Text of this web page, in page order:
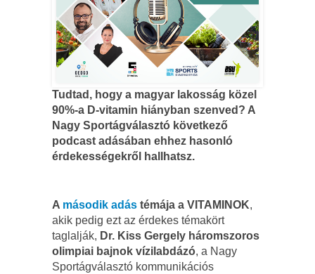
Tudtad, hogy a magyar lakosság közel
90%-a D-vitamin hiányban szenved? A
Nagy Sportágválasztó következő
podcast adásában ehhez hasonló
érdekességekről hallhatsz.
A második adás témája a VITAMINOK,
akik pedig ezt az érdekes témakört
taglalják, Dr. Kiss Gergely háromszoros
olimpiai bajnok vízilabdázó, a Nagy
Sportágválasztó kommunikációs